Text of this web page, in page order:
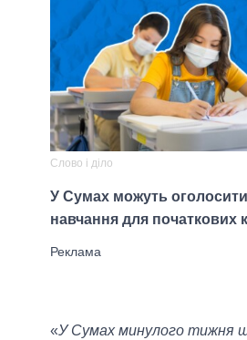
Слово і діло
У Сумах можуть
навчання для початкових
«У Сумах минулого тижня